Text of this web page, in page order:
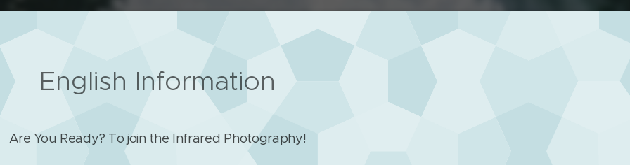
English Information
Are You Ready? To join the Infrared Photography!